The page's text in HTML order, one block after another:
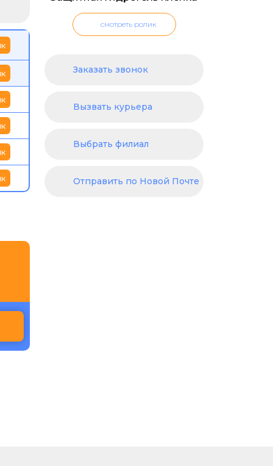
смотреть ролик
Заказать звонок
Вызвать курьера
Выбрать филиал
Отправить по Новой Почте